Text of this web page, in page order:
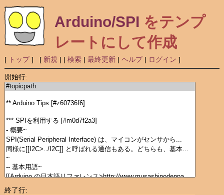
Arduino/SPI をテンプ
レートにして作成
[ トップ] [ 新規 | | 検索| 最終更新| ヘルプ| ログイン ]
開始行:
終了行: